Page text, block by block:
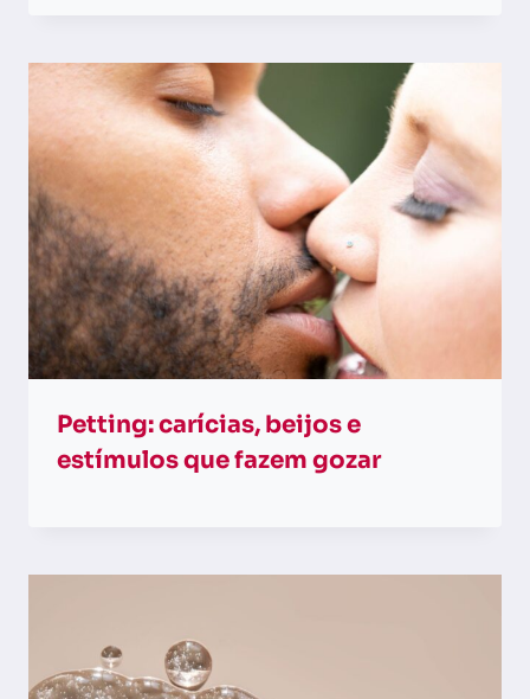
Petting: carícias, beijos e
estímulos que fazem gozar